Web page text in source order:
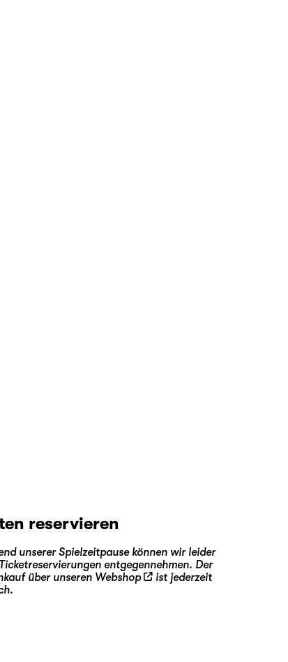
reservieren
unserer Spielzeitpause können wir leider
entgegennehmen. Der
über unseren Webshop
ist jederzeit